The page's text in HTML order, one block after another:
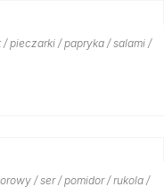
pieczarki / papryka / salami /
/ ser / pomidor / rukola /